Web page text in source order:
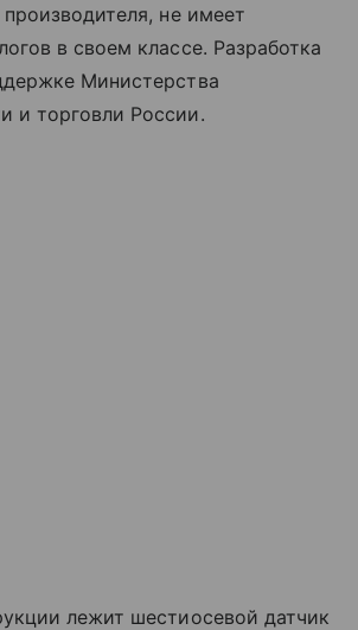
не имеет
в своем классе. Разработка
Министерства
и торговли России.
лежит шестиосевой датчик